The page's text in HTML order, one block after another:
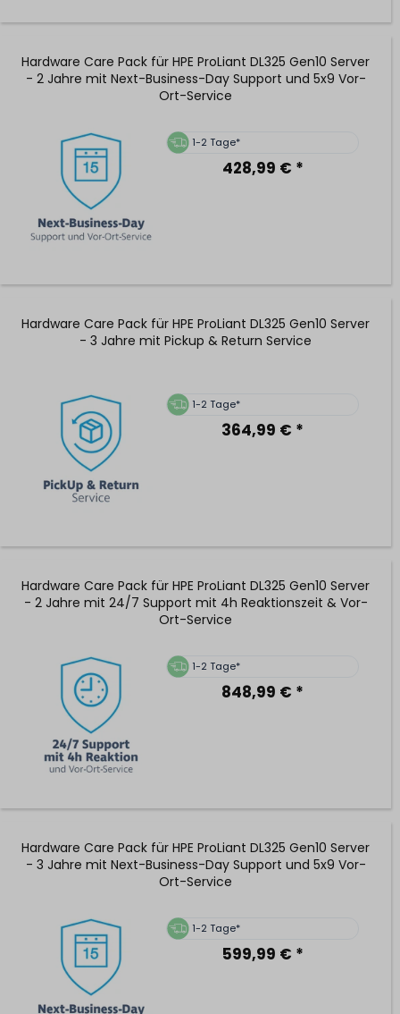
Hardware Care Pack für HPE ProLiant DL325 Gen10 Server
- 2 Jahre mit Next-Business-Day Support und 5x9 Vor-
Ort-Service
1-2 Tage*
428,99 € *
Hardware Care Pack für HPE ProLiant DL325 Gen10 Server
- 3 Jahre mit Pickup & Return Service
1-2 Tage*
364,99 € *
Hardware Care Pack für HPE ProLiant DL325 Gen10 Server
- 2 Jahre mit 24/7 Support mit 4h Reaktionszeit & Vor-
Ort-Service
1-2 Tage*
848,99 € *
Hardware Care Pack für HPE ProLiant DL325 Gen10 Server
- 3 Jahre mit Next-Business-Day Support und 5x9 Vor-
Ort-Service
1-2 Tage*
599,99 € *